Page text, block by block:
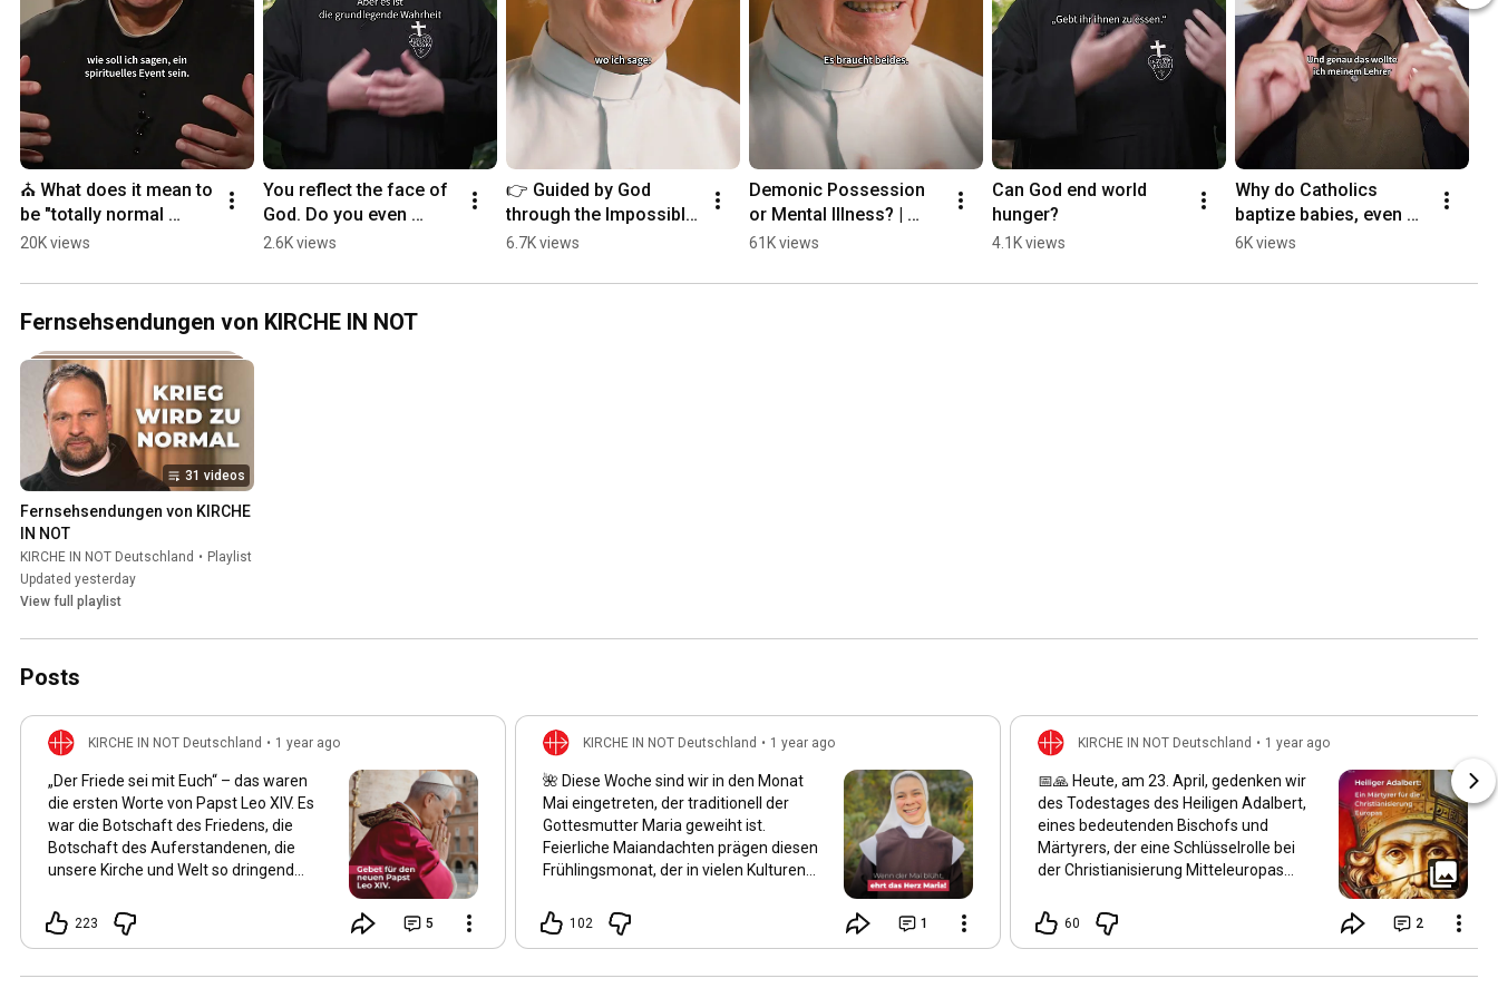
⛪ What does it mean to
be "totally normal
Catholic"? | Father Karl
20K views
You reflect the face of
God. Do you even
realize that?
2.6K views
👉 Guided by God
through the Impossible
| Father Buob
6.7K views
Demonic Possession
or Mental Illness? |
Father Buob #church
#catholic
61K views
Can God end world
hunger?
4.1K views
Why do Catholics
baptize babies, even
though they can't
themselves yet? 🤔
6K views
Fernsehsendungen von KIRCHE IN NOT
31 videos
Fernsehsendungen von KIRCHE
IN NOT
KIRCHE IN NOT Deutschland • Playlist
Updated yesterday
View full playlist
Posts
KIRCHE IN NOT Deutschland • 1 year ago
„Der Friede sei mit Euch“ – das waren
die ersten Worte von Papst Leo XIV. Es
war die Botschaft des Friedens, die
Botschaft des Auferstandenen, die
unsere Kirche und Welt so dringend
Projektpartner. Wir konnten während
seiner Amtszeit als Bischof von
2023 zahlreiche Projekte in seiner
223 5
KIRCHE IN NOT Deutschland • 1 year ago
🌺 Diese Woche sind wir in den Monat
Mai eingetreten, der traditionell der
Gottesmutter Maria geweiht ist.
Feierliche Maiandachten prägen diesen
Frühlingsmonat, der in vielen Kulturen
wir spüren: Alles blüht auf, und die Natur
erwacht in ihrer ganzen Schönheit.
„schönste Blume“ der Schöpfung
102 1
KIRCHE IN NOT Deutschland • 1 year ago
📅🙏 Heute, am 23. April, gedenken wir
des Todestages des Heiligen Adalbert,
eines bedeutenden Bischofs und
Märtyrers, der eine Schlüsselrolle bei
der Christianisierung Mitteleuropas
wurde er der zweite Bischof von Prag
und setzte sich intensiv für die
Böhmen, Polen und Ungarn ein. Am 23.
60 2